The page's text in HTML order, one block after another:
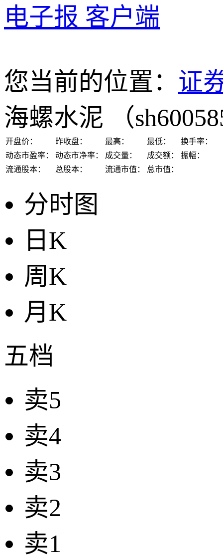
电子报 客户端
您当前的位置： 证
海螺水泥
（
开盘价： 昨收盘： 最高： 最低：
换手率：
动态市盈率：
动态市净率： 成交量： 成交额：
振幅：
流通股本：
总股本： 流通市值： 总市值：
分时图
日K
周K
月K
五档
卖5
卖4
卖3
卖2
卖1